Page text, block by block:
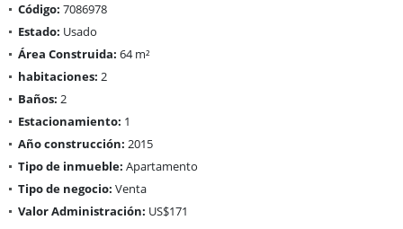
Código: 7086978
Estado: Usado
Área Construida: 64 m²
habitaciones: 2
Baños: 2
Estacionamiento: 1
Año construcción: 2015
Tipo de inmueble: Apartamento
Tipo de negocio: Venta
Valor Administración: US$171